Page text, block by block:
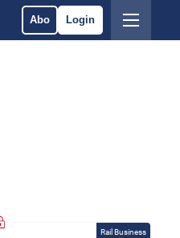
Abo Login
Rail Business